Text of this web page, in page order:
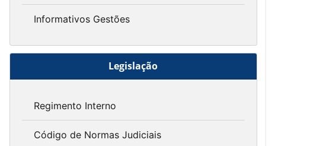
Informativos Gestões
Legislação
Regimento Interno
Código de Normas Judiciais